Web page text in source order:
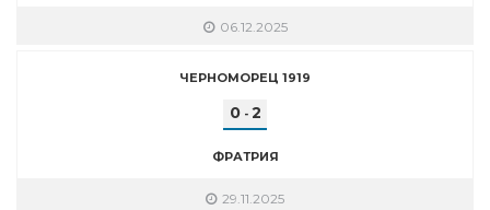
06.12.2025
ЧЕРНОМОРЕЦ 1919
0- 2
ФРАТРИЯ
29.11.2025